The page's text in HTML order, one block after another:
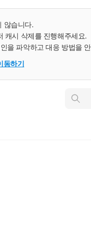
않습니다.
캐시 삭제를 진행해주세요.
을 파악하고 대응 방법을
동하기
인